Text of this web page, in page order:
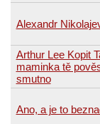
Alexandr
Arthur Lee Kopit
maminka tě
smutno
Ano, a je to